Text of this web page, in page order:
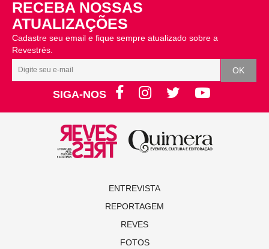
RECEBA NOSSAS
ATUALIZAÇÕES
Cadastre seu email e fique sempre atualizado sobre a
Revestrés.
SIGA-NOS
ENTREVISTA
REPORTAGEM
REVES
FOTOS